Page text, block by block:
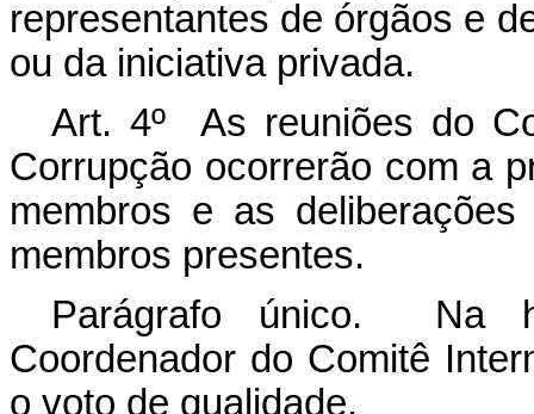
representantes de órgãos e
ou da iniciativa privada.
Art. 4º As reuniões do
Corrupção ocorrerão com a
membros e as
membros presentes.
Parágrafo único. Na
Coordenador do Comitê
o voto de qualidade.